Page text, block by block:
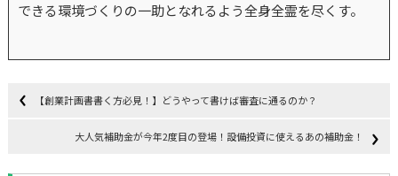
できる環境づくりの一助となれるよう全身全霊を尽くす。
【創業計画書書く方必見！】どうやって書けば審査に通るのか？
大人気補助金が今年2度目の登場！設備投資に使えるあの補助金！